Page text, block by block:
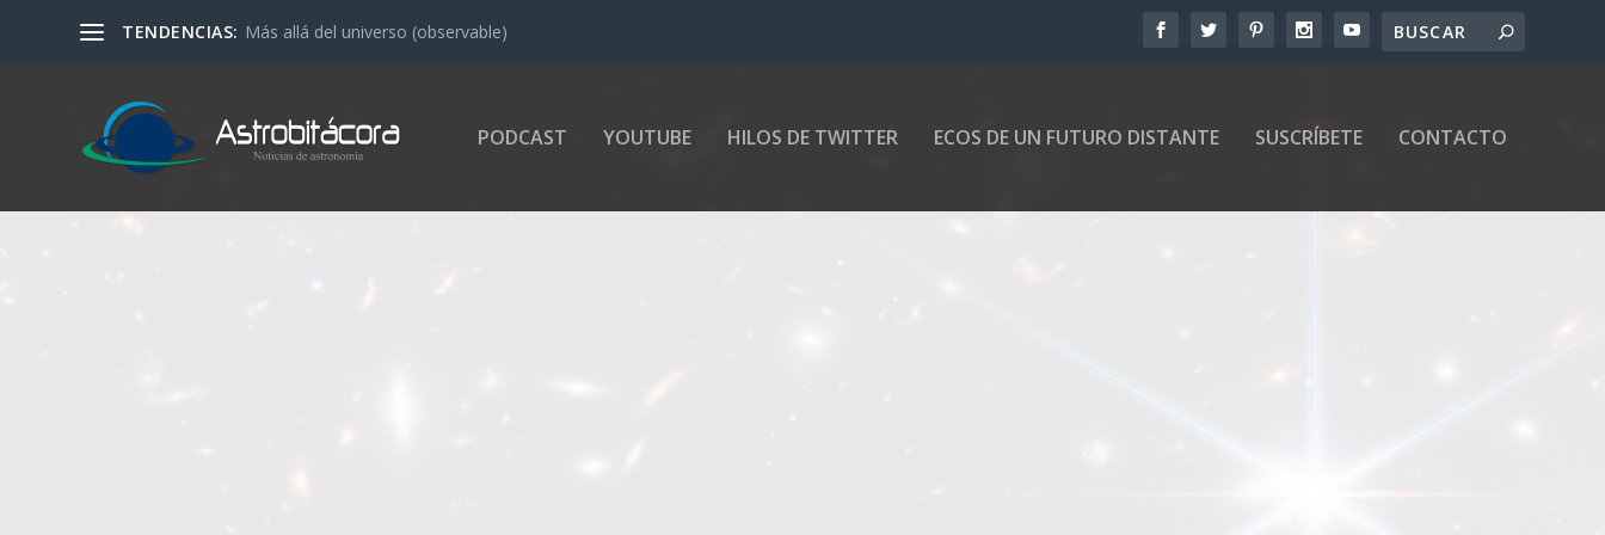
TENDENCIAS: Más allá del universo (observable)
PODCAST YOUTUBE HILOS DE TWITTER ECOS DE UN FUTURO DISTANTE SUSCRÍBETE CONTACTO